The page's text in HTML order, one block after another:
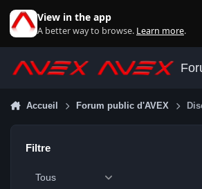
View in the app
A better way to browse. Learn more.
Accueil Forum public d'AVEX
Filtre